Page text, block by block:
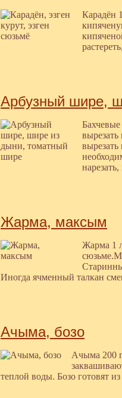
Карадён
Арбузный шире,
Жарма, максым
Жарма 1
Иногда ячменный талкан
Ачыма, бозо
Ачыма 200
теплой воды. Бозо готовят